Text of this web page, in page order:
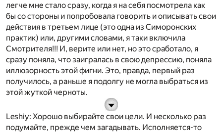
легче мне стало сразу, когда я на себя посмотрела как
бы со стороны и попробовала говорить и описывать свои
действия в третьем лице (это одна из Симоронских
практик) или, другими словами, я таки включила
Смотрителя!!! И, верите или нет, но это сработало, я
сразу поняла, что заигралась в свою депрессию, поняла
иллюзорность этой фигни. Это, правда, первый раз
получилось, а раньше я подолгу не могла выбраться из
этой жуткой черноты.
Leshiy: Хорошо выбирайте свои цели. И несколько раз
подумайте, прежде чем загадывать. Исполняется-то